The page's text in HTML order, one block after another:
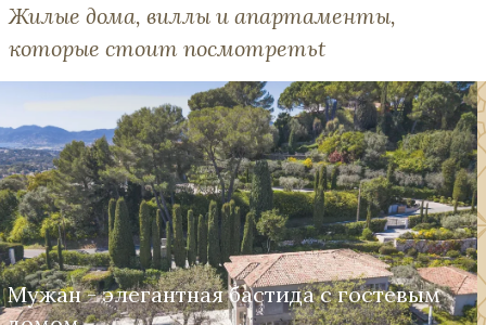
Жилые дома, виллы и апартаменты,
которые стоит посмотретьt
Мужан - элегантная бастида с гостевым